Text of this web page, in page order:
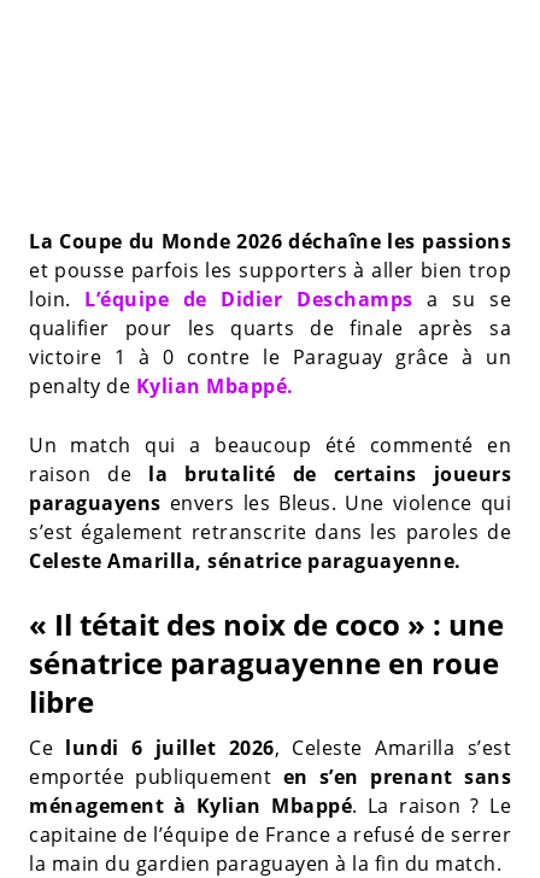
La Coupe du Monde 2026 déchaîne les passions
et pousse parfois les supporters à aller bien trop
loin. L’équipe de Didier Deschamps a su se
qualifier pour les quarts de finale après sa
victoire 1 à 0 contre le Paraguay grâce à un
penalty de Kylian Mbappé.
Un match qui a beaucoup été commenté en
raison de la brutalité de certains joueurs
paraguayens envers les Bleus. Une violence qui
s’est également retranscrite dans les paroles de
Celeste Amarilla, sénatrice paraguayenne.
« Il tétait des noix de coco » : une
sénatrice paraguayenne en roue
libre
Ce lundi 6 juillet 2026, Celeste Amarilla s’est
emportée publiquement en s’en prenant sans
ménagement à Kylian Mbappé. La raison ? Le
capitaine de l’équipe de France a refusé de serrer
la main du gardien paraguayen à la fin du match.